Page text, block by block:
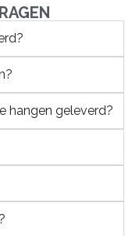
hangen geleverd?